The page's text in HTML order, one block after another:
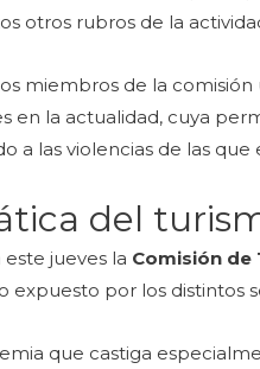
otros rubros de la
miembros de la
en la actualidad, cuya
a las violencias de las que
del
jueves la Comisión de
expuesto por los distintos
que castiga